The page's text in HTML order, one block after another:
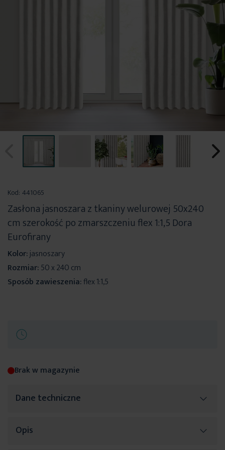
początek
galerii
Kod: 441065
Zasłona jasnoszara z tkaniny welurowej 50x240
cm szerokość po zmarszczeniu flex 1:1,5 Dora
Eurofirany
Kolor:jasnoszary
Rozmiar:50 x 240 cm
Sposób zawieszenia:flex 1:1,5
Brak w magazynie
Dane techniczne
Więcej
SKU
Opis